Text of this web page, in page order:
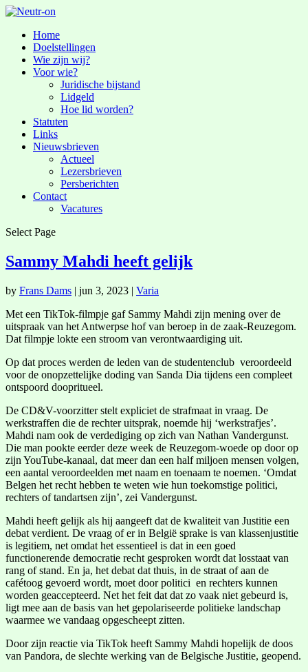
Home
Doelstellingen
Wie zijn wij?
Voor wie?
Juridische bijstand
Lidgeld
Hoe lid worden?
Statuten
Links
Nieuwsbrieven
Actueel
Lezersbrieven
Persberichten
Contact
Vacatures
Select Page
Sammy Mahdi heeft gelijk
by Frans Dams | jun 3, 2023 | Varia
Met een TikTok-filmpje gaf Sammy Mahdi zijn mening over de
uitspraak van het Antwerpse hof van beroep in de zaak-Reuzegom.
Dat filmpje lokte een stroom van verontwaardiging uit.
Op dat proces werden de leden van de studentenclub veroordeeld
voor de onopzettelijke doding van Sanda Dia tijdens een compleet
ontspoord doopritueel.
De CD&V-voorzitter stelt expliciet de strafmaat in vraag. De
werkstraffen die de rechter uitsprak, noemde hij ‘werkstrafjes’.
Mahdi nam ook de verdediging op zich van Nathan Vandergunst.
Die man pookte eerder deze week de Reuzegom-woede op door op
zijn YouTube-kanaal, dat meer dan een half miljoen mensen volgen,
een aantal veroordeelden met naam en toenaam te noemen. ‘Omdat
Belgen het recht hebben te weten wie hun toekomstige politici,
rechters of tandartsen zijn’, zei Vandergunst.
Mahdi heeft gelijk als hij aangeeft dat de kwaliteit van Justitie een
debat verdient. De vraag of er in België sprake is van klassenjustitie
is legitiem, net omdat het essentieel is dat in een goed
functionerende democratie recht gesproken wordt dat losstaat van
rang of stand. En ja, het debat dat thuis, in de straat of aan de
cafétoog gevoerd wordt, moet door politici en rechters kunnen
worden geaccepteerd. Net het feit dat dat zo vaak niet gebeurd is,
ligt mee aan de basis van het gepolariseerde politieke landschap
waarmee we vandaag opgescheept zitten.
Door zijn reactie via TikTok heeft Sammy Mahdi hopelijk de doos
van Pandora, de slechte werking van de Belgische Justitie, geopend.